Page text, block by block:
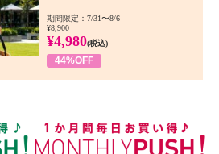
期間限定：7/31〜8/6
¥8,900
¥4,980(税込)
44%OFF